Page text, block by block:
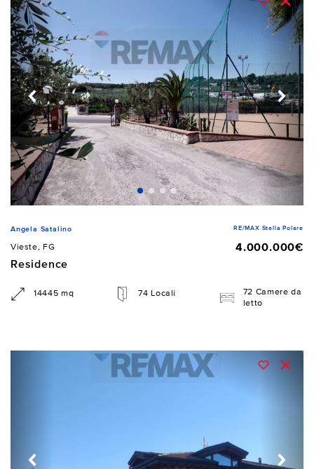
Angela Satalino RE/MAX Stella Polare
Vieste, FG
4.000.000€
Residence
14445 mq 74 Locali
72 Camere da
letto